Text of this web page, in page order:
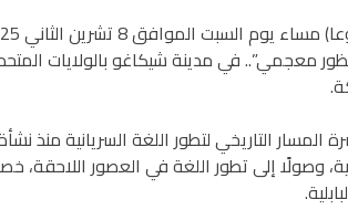
معجمي”.. في مدينة شيكاغو بالولايات
التاريخي لتطور اللغة السريانية منذ
وصولًا إلى تطور اللغة في العصور